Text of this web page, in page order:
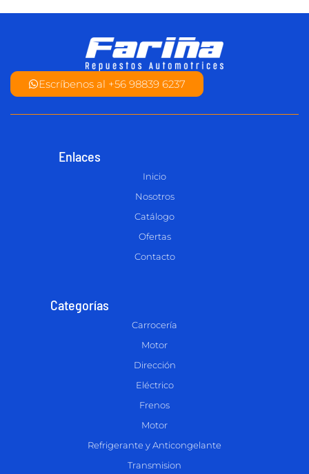
Escríbenos al +56 98839 6237
Enlaces
Inicio
Nosotros
Catálogo
Ofertas
Contacto
Categorías
Carrocería
Motor
Dirección
Eléctrico
Frenos
Motor
Refrigerante y Anticongelante
Transmision